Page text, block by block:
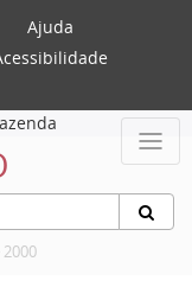
Ajuda
2000